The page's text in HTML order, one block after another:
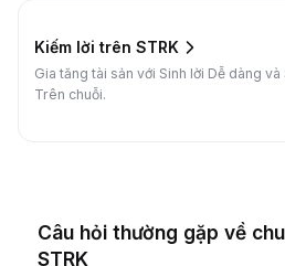
Kiếm lời trên STRK
Gia tăng tài sản với Sinh lời Dễ dàng và
Trên chuỗi.
Câu hỏi thường gặp về
STRK